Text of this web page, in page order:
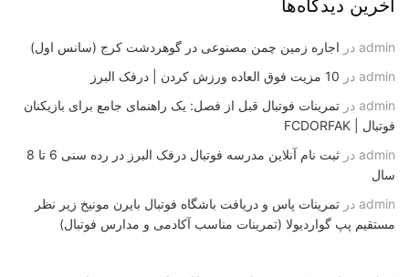
آخرین دیدگاه‌ها
admin در اجاره زمین چمن مصنوعی در گوهردشت کرج (سانس اول)
admin در 10 مزیت فوق العاده ورزش کردن | درفک البرز
admin در تمرینات فوتبال قبل از فصل: یک راهنمای جامع برای بازیکنان
فوتبال | FCDORFAK
admin در
ثبت نام آنلاین مدرسه فوتبال درفک البرز در رده سنی 6 تا 8
سال
admin در تمرینات پاس و دریافت باشگاه فوتبال بایرن مونیخ زیر نظر
مستقیم پپ گواردیولا (تمرینات مناسب آکادمی و مدارس فوتبال)